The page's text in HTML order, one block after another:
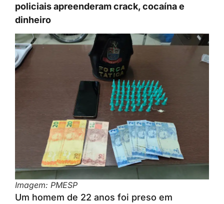
policiais apreenderam crack, cocaína e
dinheiro
Imagem: PMESP
Um homem de 22 anos foi preso em